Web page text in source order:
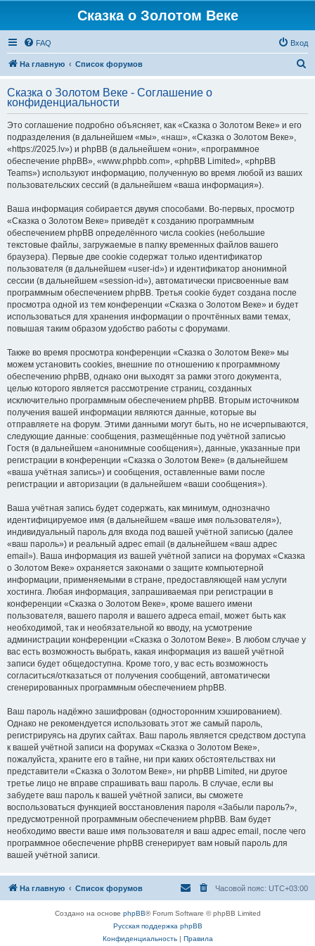
Сказка о Золотом Веке
FAQ Вход
На главную Список форумов
с
Сказка о Золотом Веке - Соглашение о
конфиденциальности
Это соглашение подробно объясняет, как «Сказка о Золотом Веке» и его
подразделения (в дальнейшем «мы», «наш», «Сказка о Золотом Веке»,
«https://2025.lv») и phpBB (в дальнейшем «они», «программное
обеспечение phpBB», «www.phpbb.com», «phpBB Limited», «phpBB
Teams») используют информацию, полученную во время любой из ваших
пользовательских сессий (в дальнейшем «ваша информация»).
Ваша информация собирается двумя способами. Во-первых, просмотр
«Сказка о Золотом Веке» приведёт к созданию программным
обеспечением phpBB определённого числа cookies (небольшие
текстовые файлы, загружаемые в папку временных файлов вашего
браузера). Первые две cookie содержат только идентификатор
пользователя (в дальнейшем «user-id») и идентификатор анонимной
сессии (в дальнейшем «session-id»), автоматически присвоенные вам
программным обеспечением phpBB. Третья cookie будет создана после
просмотра одной из тем конференции «Сказка о Золотом Веке» и будет
использоваться для хранения информации о прочтённых вами темах,
повышая таким образом удобство работы с форумами.
Также во время просмотра конференции «Сказка о Золотом Веке» мы
можем установить cookies, внешние по отношению к программному
обеспечению phpBB, однако они выходят за рамки этого документа,
целью которого является рассмотрение страниц, созданных
исключительно программным обеспечением phpBB. Вторым источником
получения вашей информации являются данные, которые вы
отправляете на форум. Этими данными могут быть, но не исчерпываются,
следующие данные: сообщения, размещённые под учётной записью
Гостя (в дальнейшем «анонимные сообщения»), данные, указанные при
регистрации в конференции «Сказка о Золотом Веке» (в дальнейшем
«ваша учётная запись») и сообщения, оставленные вами после
регистрации и авторизации (в дальнейшем «ваши сообщения»).
Ваша учётная запись будет содержать, как минимум, однозначно
идентифицируемое имя (в дальнейшем «ваше имя пользователя»),
индивидуальный пароль для входа под вашей учётной записью (далее
«ваш пароль») и реальный адрес email (в дальнейшем «ваш адрес
email»). Ваша информация из вашей учётной записи на форумах «Сказка
о Золотом Веке» охраняется законами о защите компьютерной
информации, применяемыми в стране, предоставляющей нам услуги
хостинга. Любая информация, запрашиваемая при регистрации в
конференции «Сказка о Золотом Веке», кроме вашего имени
пользователя, вашего пароля и вашего адреса email, может быть как
необходимой, так и необязательной ко вводу, на усмотрение
администрации конференции «Сказка о Золотом Веке». В любом случае у
вас есть возможность выбрать, какая информация из вашей учётной
записи будет общедоступна. Кроме того, у вас есть возможность
согласиться/отказаться от получения сообщений, автоматически
сгенерированных программным обеспечением phpBB.
Ваш пароль надёжно зашифрован (односторонним хэшированием).
Однако не рекомендуется использовать этот же самый пароль,
регистрируясь на других сайтах. Ваш пароль является средством доступа
к вашей учётной записи на форумах «Сказка о Золотом Веке»,
пожалуйста, храните его в тайне, ни при каких обстоятельствах ни
представители «Сказка о Золотом Веке», ни phpBB Limited, ни другое
третье лицо не вправе спрашивать ваш пароль. В случае, если вы
забудете ваш пароль к вашей учётной записи, вы сможете
воспользоваться функцией восстановления пароля «Забыли пароль?»,
предусмотренной программным обеспечением phpBB. Вам будет
необходимо ввести ваше имя пользователя и ваш адрес email, после чего
программное обеспечение phpBB сгенерирует вам новый пароль для
вашей учётной записи.
На главную Список форумов Часовой пояс: UTC+03:00
Создано на основе phpBB® Forum Software © phpBB Limited
Русская поддержка phpBB
Конфиденциальность| Правила